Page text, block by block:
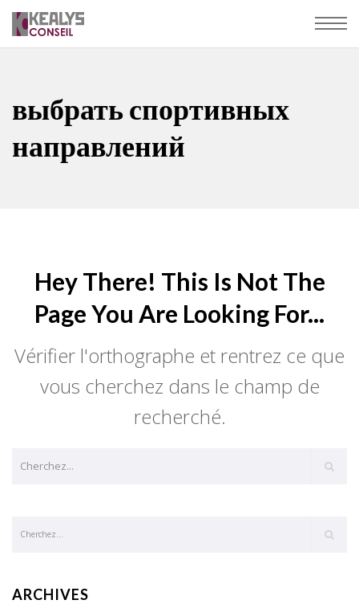
выбрать спортивных
направлений
Hey There! This Is Not The
Page You Are Looking For...
Vérifier l'orthographe et rentrez ce que
vous cherchez dans le champ de
recherché.
ARCHIVES